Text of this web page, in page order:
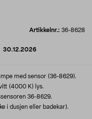
Artikkelnr.: 36-8628
30.12.2026
med sensor (36-8629).
(4000 K) lys.
36-8629.
i dusjen eller badekar).